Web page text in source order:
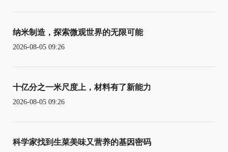
纳米制造，探索微观世界的无限可能
2026-08-05 09:26
十亿分之一米尺度上，材料有了新能力
2026-08-05 09:26
科学家找到生菜美味又营养的基因密码